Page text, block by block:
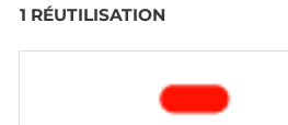
1 RÉUTILISATION